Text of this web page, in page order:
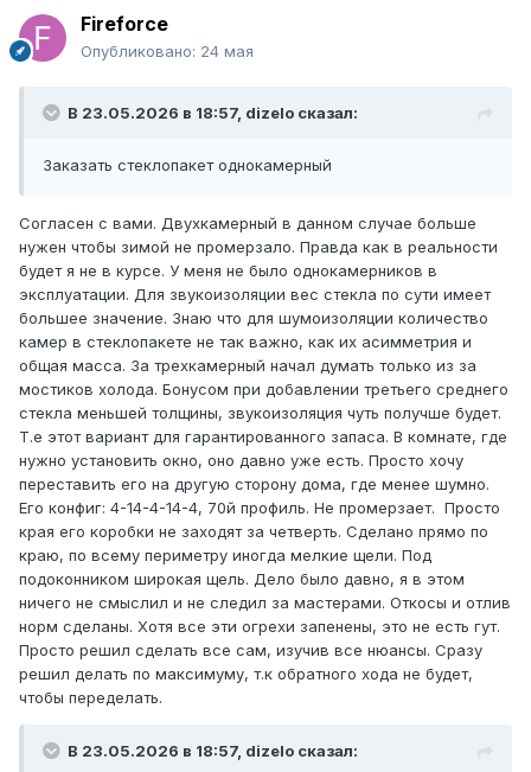
Fireforce
Опубликовано: 24 мая
В 23.05.2026 в 18:57, dizelo сказал:
Заказать стеклопакет однокамерный
Согласен с вами. Двухкамерный в данном случае больше
нужен чтобы зимой не промерзало. Правда как в реальности
будет я не в курсе. У меня не было однокамерников в
эксплуатации. Для звукоизоляции вес стекла по сути имеет
большее значение. Знаю что для шумоизоляции количество
камер в стеклопакете не так важно, как их асимметрия и
общая масса. За трехкамерный начал думать только из за
мостиков холода. Бонусом при добавлении третьего среднего
стекла меньшей толщины, звукоизоляция чуть получше будет.
Т.е этот вариант для гарантированного запаса. В комнате, где
нужно установить окно, оно давно уже есть. Просто хочу
переставить его на другую сторону дома, где менее шумно.
Его конфиг: 4-14-4-14-4, 70й профиль. Не промерзает. Просто
края его коробки не заходят за четверть. Сделано прямо по
краю, по всему периметру иногда мелкие щели. Под
подоконником широкая щель. Дело было давно, я в этом
ничего не смыслил и не следил за мастерами. Откосы и отлив
норм сделаны. Хотя все эти огрехи запенены, это не есть гут.
Просто решил сделать все сам, изучив все нюансы. Сразу
решил делать по максимуму, т.к обратного хода не будет,
чтобы переделать.
В 23.05.2026 в 18:57, dizelo сказал: